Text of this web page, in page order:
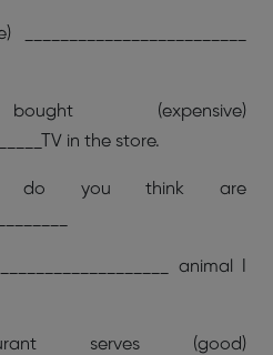
(expensive)
in the store.
do you think are
animal I
serves (good)